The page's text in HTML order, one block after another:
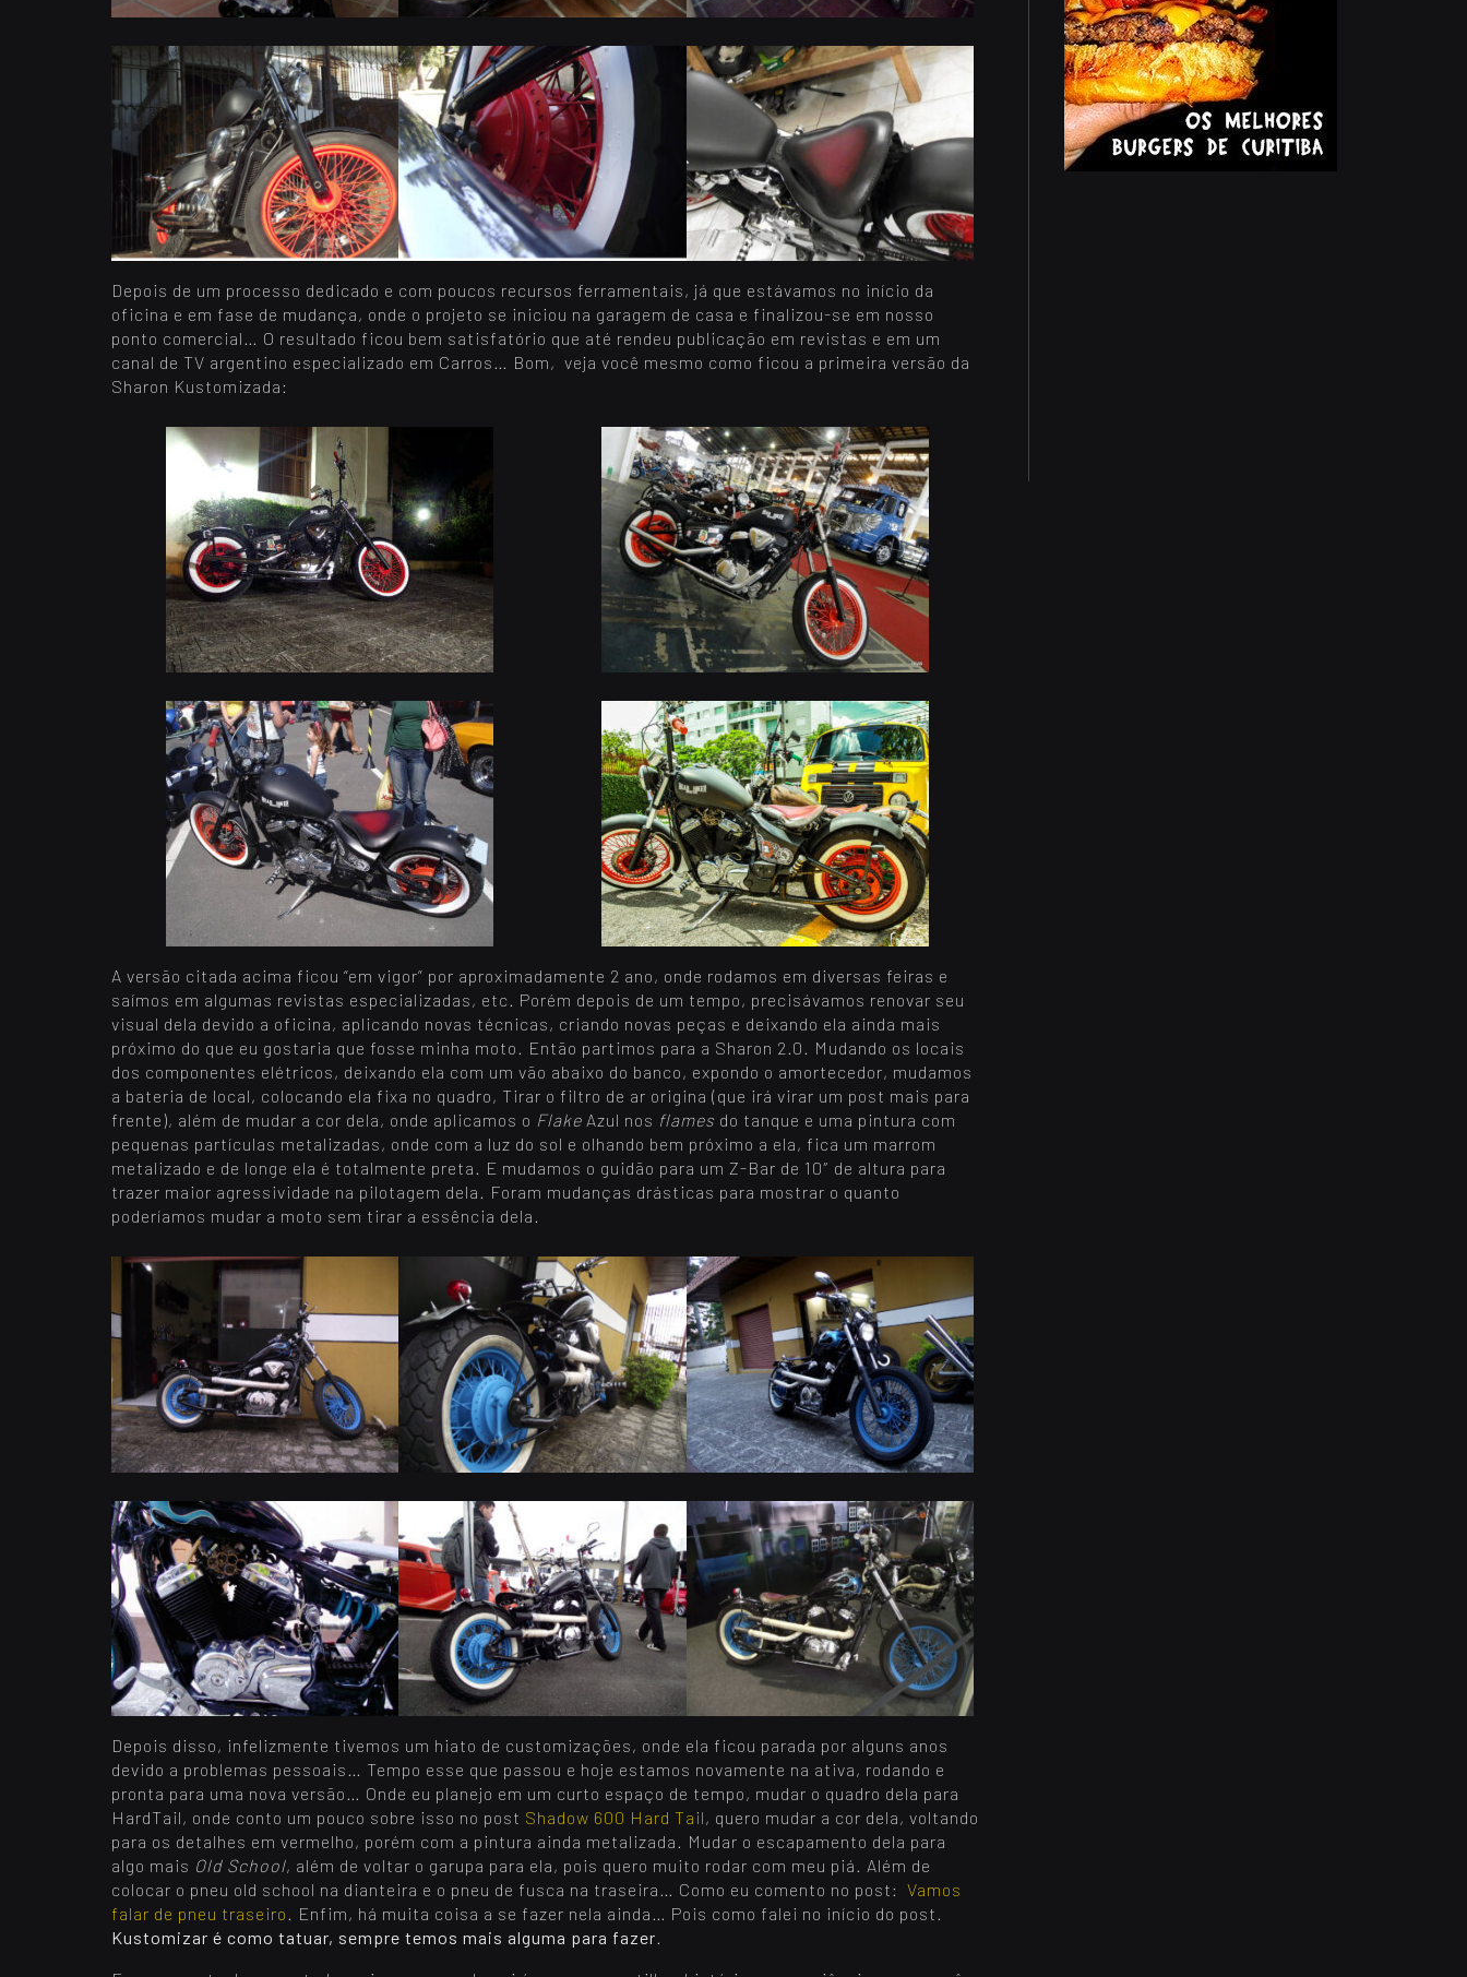
Depois de um processo dedicado e com poucos recursos ferramentais, já que estávamos no início da
oficina e em fase de mudança, onde o projeto se iniciou na garagem de casa e finalizou-se em nosso
ponto comercial… O resultado ficou bem satisfatório que até rendeu publicação em revistas e em um
canal de TV argentino especializado em Carros… Bom, veja você mesmo como ficou a primeira versão da
Sharon Kustomizada:
A versão citada acima ficou “em vigor” por aproximadamente 2 ano, onde rodamos em diversas feiras e
saímos em algumas revistas especializadas, etc. Porém depois de um tempo, precisávamos renovar seu
visual dela devido a oficina, aplicando novas técnicas, criando novas peças e deixando ela ainda mais
próximo do que eu gostaria que fosse minha moto. Então partimos para a Sharon 2.0. Mudando os locais
dos componentes elétricos, deixando ela com um vão abaixo do banco, expondo o amortecedor, mudamos
a bateria de local, colocando ela fixa no quadro, Tirar o filtro de ar origina (que irá virar um post mais para
frente), além de mudar a cor dela, onde aplicamos o Flake Azul nos flames do tanque e uma pintura com
pequenas partículas metalizadas, onde com a luz do sol e olhando bem próximo a ela, fica um marrom
metalizado e de longe ela é totalmente preta. E mudamos o guidão para um Z-Bar de 10″ de altura para
trazer maior agressividade na pilotagem dela. Foram mudanças drásticas para mostrar o quanto
poderíamos mudar a moto sem tirar a essência dela.
Depois disso, infelizmente tivemos um hiato de customizações, onde ela ficou parada por alguns anos
devido a problemas pessoais… Tempo esse que passou e hoje estamos novamente na ativa, rodando e
pronta para uma nova versão… Onde eu planejo em um curto espaço de tempo, mudar o quadro dela para
HardTail, onde conto um pouco sobre isso no post Shadow 600 Hard Tail, quero mudar a cor dela, voltando
para os detalhes em vermelho, porém com a pintura ainda metalizada. Mudar o escapamento dela para
algo mais Old School, além de voltar o garupa para ela, pois quero muito rodar com meu piá. Além de
colocar o pneu old school na dianteira e o pneu de fusca na traseira… Como eu comento no post: Vamos
falar de pneu traseiro . Enfim, há muita coisa a se fazer nela ainda… Pois como falei no início do post.
Kustomizar é como tatuar, sempre temos mais alguma para fazer.